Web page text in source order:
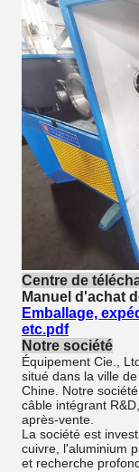
Centre de
Manuel d'achat
Emballage,
etc.pdf
Notre société
Équipement Cie.,
situé dans la ville
Chine. Notre
câble intégrant
après-vente.
La société est
cuivre, l'aluminium
et recherche